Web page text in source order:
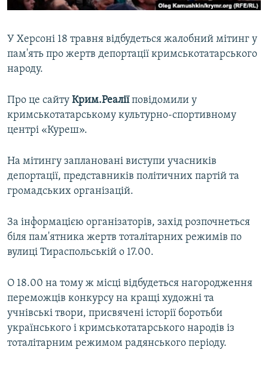
УКРАЇНСЬКА ПРОБЛЕМА КРИМУ
У Херсоні 18 травня відбудеться жалобний мітинг у
пам'ять про жертв депортації кримськотатарського
народу.
Про це сайту Крим.Реаліїповідомили у
кримськотатарському культурно-спортивному
центрі «Куреш».
На мітингу заплановані виступи учасників
депортації, представників політичних партій та
громадських організацій.
За інформацією організаторів, захід розпочнеться
біля пам'ятника жертв тоталітарних режимів по
вулиці Тираспольській о 17.00.
О 18.00 на тому ж місці відбудеться нагородження
переможців конкурсу на кращі художні та
учнівські твори, присвячені історії боротьби
українського і кримськотатарського народів із
тоталітарним режимом радянського періоду.